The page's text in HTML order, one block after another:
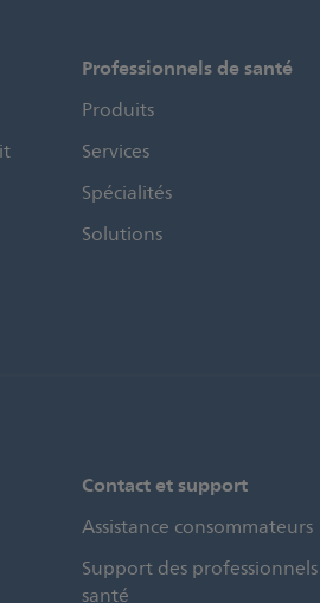
Professionnels de santé
Produits
Services
Spécialités
Solutions
Contact et support
Assistance consommateurs
Support des
santé